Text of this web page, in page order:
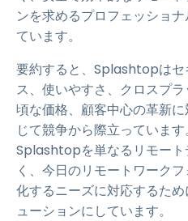
ンを求めるプロフェッショ
ています。
要約すると、Splashtopはセ
ス、使いやすさ、クロスプ
頃な価格、顧客中心の革新
じて競争から際立っています
Splashtopを単なるリモート
く、今日のリモートワーク
化するニーズに対応するた
ューションにしています。